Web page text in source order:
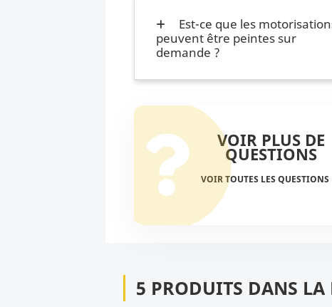
Est-ce que les
peuvent être peintes sur
demande ?
VOIR PLUS DE
QUESTIONS
VOIR TOUTES LES QUESTIONS
5 PRODUITS DANS LA